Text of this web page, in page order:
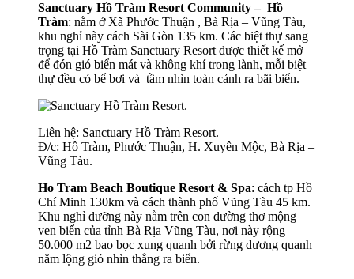
Sanctuary Hồ Tràm Resort Community – Hồ
Tràm: nằm ở Xã Phước Thuận , Bà Rịa – Vũng Tàu,
khu nghỉ này cách Sài Gòn 135 km. Các biệt thự sang
trọng tại Hồ Tràm Sanctuary Resort được thiết kế mở
để đón gió biển mát và không khí trong lành, mỗi biệt
thự đều có bể bơi và tầm nhìn toàn cảnh ra bãi biển.
Liên hệ: Sanctuary Hồ Tràm Resort.
Đ/c: Hồ Tràm, Phước Thuận, H. Xuyên Mộc, Bà Rịa –
Vũng Tàu.
Ho Tram Beach Boutique Resort & Spa: cách tp Hồ
Chí Minh 130km và cách thành phố Vũng Tàu 45 km.
Khu nghỉ dưỡng này nằm trên con đường thơ mộng
ven biển của tỉnh Bà Rịa Vũng Tàu, nơi này rộng
50.000 m2 bao bọc xung quanh bởi rừng dương quanh
năm lộng gió nhìn thẳng ra biển.